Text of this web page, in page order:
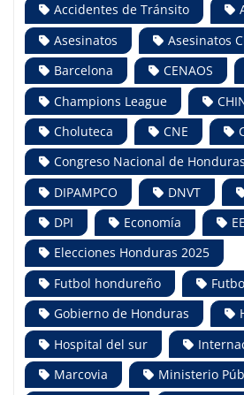
Accidentes de Tránsito
Asesinatos
Asesinatos
Barcelona
CENAOS
Champions League
Choluteca
CNE
Congreso Nacional de Honduras
DIPAMPCO
DNVT
DPI
Economía
Elecciones Honduras 2025
Futbol hondureño
Gobierno de Honduras
Hospital del sur
Marcovia
Ministerio